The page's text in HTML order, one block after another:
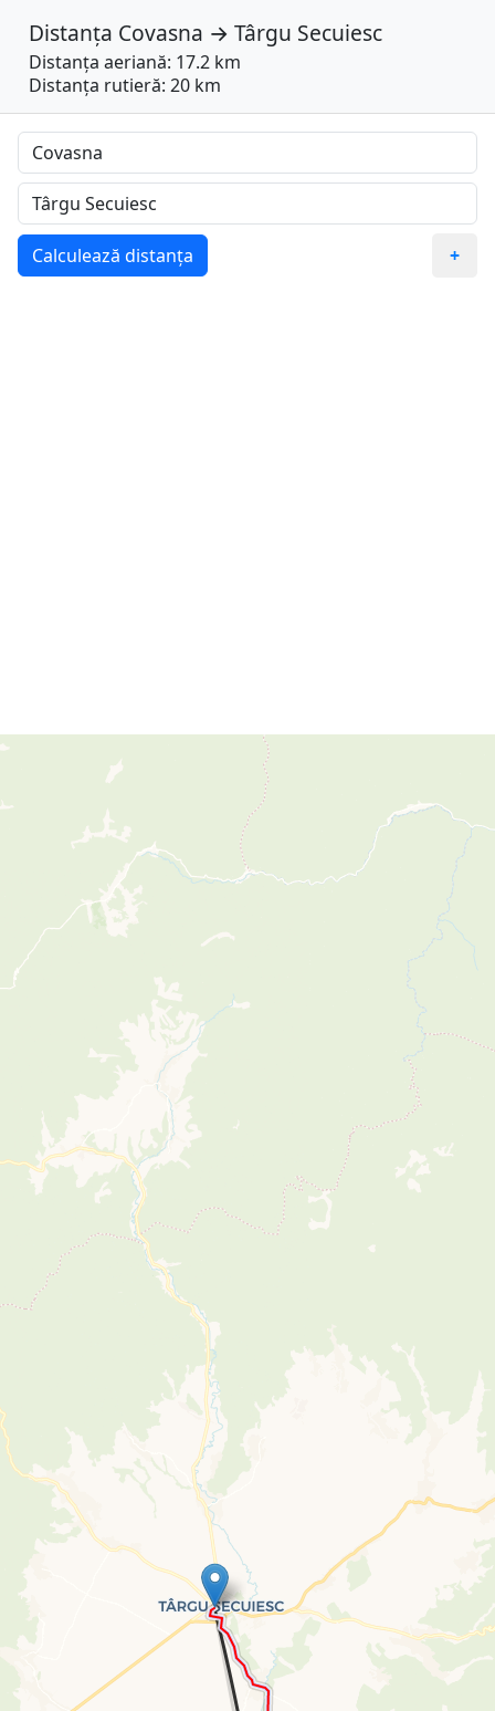
Distanța Covasna → Târgu Secuiesc
Distanța aeriană: 17.2 km
Distanța rutieră: 20 km
Calculează distanța +